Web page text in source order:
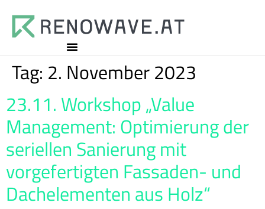
Tag: 2. November 2023
23.11. Workshop „Value
Management: Optimierung der
seriellen Sanierung mit
vorgefertigten Fassaden- und
Dachelementen aus Holz“